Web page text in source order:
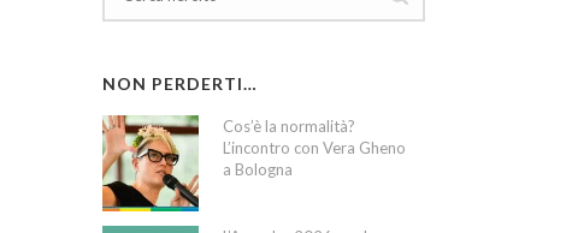
NON PERDERTI…
Cos’è la normalità?
L’incontro con Vera Gheno
a Bologna